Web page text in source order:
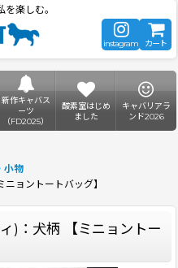
楽しむ。
instagram カート
新作キャバス
ーツ
（FD2025）
酸素室はじめ
ました
キャバリアラ
ンド2026
小物
ョントートバッグ】
)：犬柄 【ミニョントー